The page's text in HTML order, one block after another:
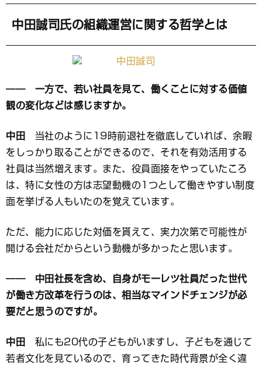
中田誠司氏の組織運営に関する哲学とは
―― 一方で、若い社員を見て、働くことに対する価値
観の変化などは感じますか。
中田
当社のように19時前退社を徹底していれば、余暇
をしっかり取ることができるので、それを有効活用する
社員は当然増えます。また、役員面接をやっていたころ
は、特に女性の方は志望動機の1つとして働きやすい制度
面を挙げる人もいたのを覚えています。
ただ、能力に応じた対価を貰えて、実力次第で可能性が
開ける会社だからという動機が多かったと思います。
―― 中田社長を含め、自身がモーレツ社員だった世代
が働き方改革を行うのは、相当なマインドチェンジが必
要だと思うのですが。
中田
私にも20代の子どもがいますし、子どもを通じて
若者文化を見ているので、育ってきた時代背景が全く違